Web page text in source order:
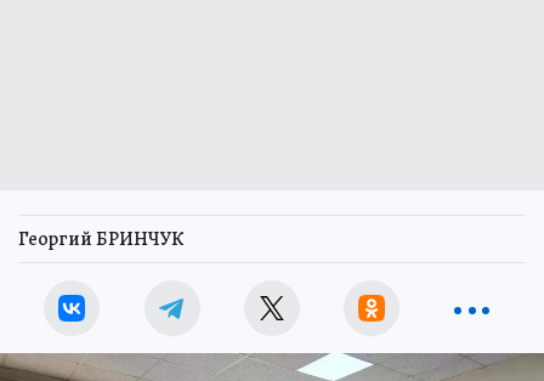
Георгий БРИНЧУК